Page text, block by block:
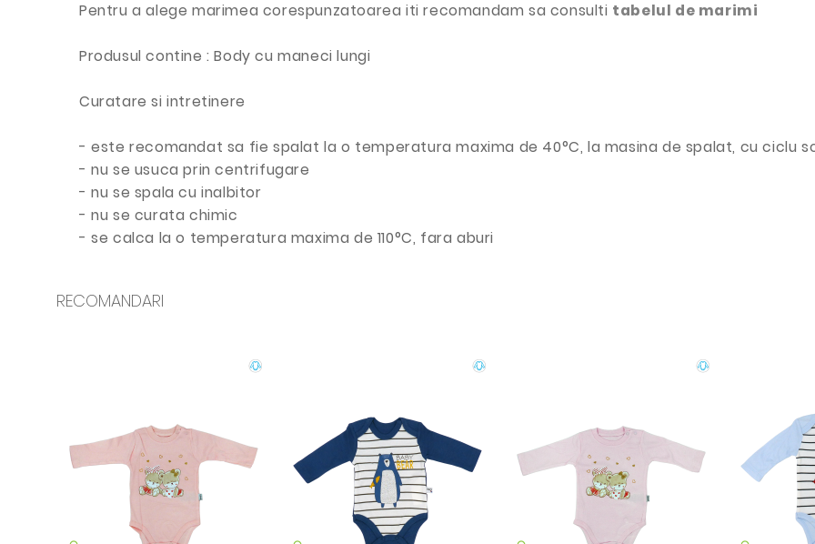
Pentru a alege marimea corespunzatoarea iti recomandam sa consulti tabelul de marimi
Produsul contine : Body cu maneci lungi
Curatare si intretinere
- este recomandat sa fie spalat la o temperatura maxima de 40°C, la masina de spalat, cu ciclu
- nu se usuca prin centrifugare
- nu se spala cu inalbitor
- nu se curata chimic
- se calca la o temperatura maxima de 110°C, fara aburi
RECOMANDARI